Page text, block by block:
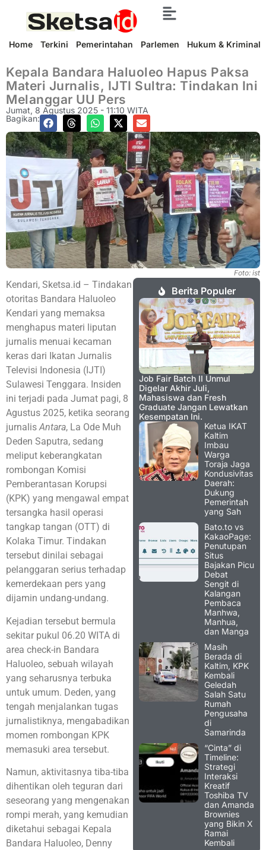
Home Terkini Pemerintahan Parlemen Hukum & Kriminal
Kepala Bandara Haluoleo Hapus Paksa
Materi Jurnalis, IJTI Sultra: Tindakan Ini
Melanggar UU Pers
Jumat, 8 Agustus 2025 - 11:10 WITA
Bagikan:
Foto: ist
Kendari, Sketsa.id – Tindakan
otoritas Bandara Haluoleo
Kendari yang memaksa
menghapus materi liputan
jurnalis menuai kecaman
keras dari Ikatan Jurnalis
Televisi Indonesia (IJTI)
Sulawesi Tenggara. Insiden
ini terjadi pada Jumat pagi, 8
Agustus 2025, ketika seorang
jurnalisAntara, La Ode Muh
Deden Saputra, sedang
meliput keberangkatan
rombongan Komisi
Pemberantasan Korupsi
(KPK) yang mengawal empat
tersangka hasil operasi
tangkap tangan (OTT) di
Kolaka Timur. Tindakan
tersebut dinilai sebagai
pelanggaran serius terhadap
kemerdekaan pers yang
dijamin undang-undang.
Kejadian tersebut bermula
sekitar pukul 06.20 WITA di
area check-in Bandara
Haluoleo, sebuah wilayah
yang seharusnya terbuka
untuk umum. Deden, yang
tengah menjalankan tugas
jurnalistiknya, mengabadikan
momen rombongan KPK
memasuki area tersebut.
Namun, aktivitasnya tiba-tiba
dihentikan oleh teguran dari
seseorang yang mengenakan
rompi merah, yang kemudian
diketahui sebagai Kepala
Bandara Haluoleo, Denny
Berita Populer
Job Fair Batch II Unmul
Digelar Akhir Juli,
Mahasiswa dan Fresh
Graduate Jangan Lewatkan
Kesempatan Ini.
Ketua IKAT
Kaltim
Imbau
Warga
Toraja Jaga
Kondusivitas
Daerah:
Dukung
Pemerintah
yang Sah
Bato.to vs
KakaoPage:
Penutupan
Situs
Bajakan Picu
Debat
Sengit di
Kalangan
Pembaca
Manhwa,
Manhua,
dan Manga
Masih
Berada di
Kaltim, KPK
Kembali
Geledah
Salah Satu
Rumah
Pengusaha
di
Samarinda
“Cinta” di
Timeline:
Strategi
Interaksi
Kreatif
Toshiba TV
dan Amanda
Brownies
yang Bikin X
Ramai
Kembali